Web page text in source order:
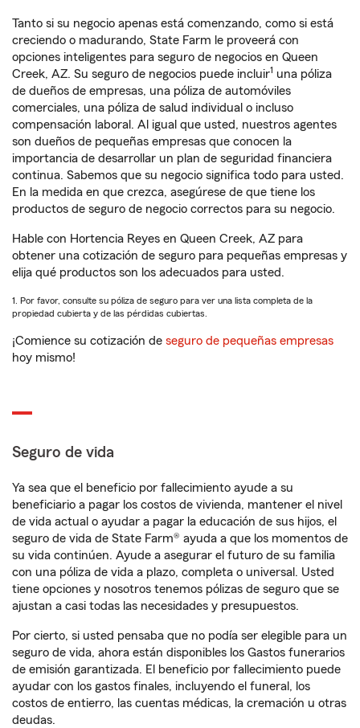
Tanto si su negocio apenas está comenzando, como si está
creciendo o madurando, State Farm le proveerá con
opciones inteligentes para seguro de negocios en Queen
Creek, AZ. Su seguro de negocios puede incluir1 una póliza
de dueños de empresas, una póliza de automóviles
comerciales, una póliza de salud individual o incluso
compensación laboral. Al igual que usted, nuestros agentes
son dueños de pequeñas empresas que conocen la
importancia de desarrollar un plan de seguridad financiera
continua. Sabemos que su negocio significa todo para usted.
En la medida en que crezca, asegúrese de que tiene los
productos de seguro de negocio correctos para su negocio.
Hable con Hortencia Reyes en Queen Creek, AZ para
obtener una cotización de seguro para pequeñas empresas y
elija qué productos son los adecuados para usted.
1. Por favor, consulte su póliza de seguro para ver una lista completa de la
propiedad cubierta y de las pérdidas cubiertas.
¡Comience su cotización de seguro de pequeñas empresas
hoy mismo!
Seguro de vida
Ya sea que el beneficio por fallecimiento ayude a su
beneficiario a pagar los costos de vivienda, mantener el nivel
de vida actual o ayudar a pagar la educación de sus hijos, el
seguro de vida de State Farm® ayuda a que los momentos de
su vida continúen. Ayude a asegurar el futuro de su familia
con una póliza de vida a plazo, completa o universal. Usted
tiene opciones y nosotros tenemos pólizas de seguro que se
ajustan a casi todas las necesidades y presupuestos.
Por cierto, si usted pensaba que no podía ser elegible para un
seguro de vida, ahora están disponibles los Gastos funerarios
de emisión garantizada. El beneficio por fallecimiento puede
ayudar con los gastos finales, incluyendo el funeral, los
costos de entierro, las cuentas médicas, la cremación u otras
deudas.